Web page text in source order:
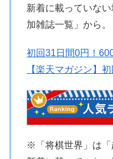
新着に載っていな
加雑誌一覧」から。
初回31日間0円！
【楽天マガジン】
※「将棋世界」は「